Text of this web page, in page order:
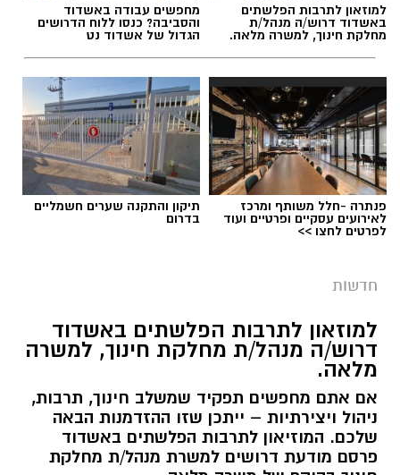
תגים: טביעה ברכיה
דוברות זקא
טרגדיה קשה התרחשה אחר הצהריים (חמישי)
באשקלון, כאשר פעוטה כבת שנה וחצי טבעה
בבריכה בבית פרטי. צוותי מד"א ואיחוד הצלה
שהוזעקו למקום החלו בפעולות החייאה מתקדמות
למוזאון לתרבות הפלשתים
באשדוד דרוש/ה מנהל/ת
מחלקת חינוך, למשרה מלאה.
מחפשים עבודה באשדוד
והסביבה? כנסו ללוח הדרושים
הגדול של אשדוד נט
פנתרה -חלל משותף ומרכז
לאירועים עסקיים ופרטיים ועוד
לפרטים לחצו >>
תיקון והתקנה שערים חשמליים
בדרום
חדשות
למוזאון לתרבות הפלשתים באשדוד
דרוש/ה מנהל/ת מחלקת חינוך, למשרה
מלאה.
אם אתם מחפשים תפקיד שמשלב חינוך, תרבות,
ניהול ויצירתיות – ייתכן שזו ההזדמנות הבאה
שלכם. המוזיאון לתרבות הפלשתים באשדוד
פרסם מודעת דרושים למשרת מנהל/ת מחלקת